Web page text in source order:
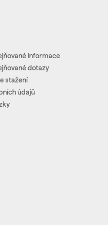
informace
dotazy
stažení
údajů